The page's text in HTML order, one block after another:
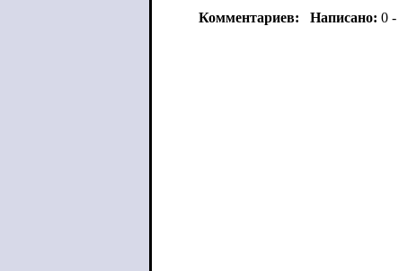
Комментариев:
Написано: 0 -